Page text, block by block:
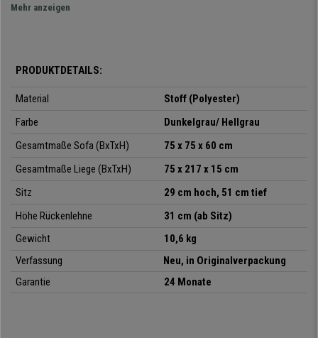
Mit wenigen Handgriffen lässt sich dieser Sessel in ein
Positionen verstellen
, um maximale Entspannung zu gewährleisten.
in vielen verschiedenen Farben
erhältlich, sicher
ist auch die richtige für Sie dabei! Verzichten Sie nicht auf
, bei buerostuhlpro bieten wir dieses Produkt zu einem
attraktiven Preisan!
• Bezogen mit weichem Stoff
Umwandelbar in ein praktisches Bett
• Verstellbare Rückenlehne in verschiedenen Stufen
• Kerngestell aus robustem Metall
Mehr anzeigen
PRODUKTDETAILS:
Material
Stoff (Polyester)
Farbe
Dunkelgrau/ Hellgrau
Gesamtmaße Sofa (BxTxH)
75 x 75 x 60 cm
Gesamtmaße Liege (BxTxH)
75 x 217 x 15 cm
Sitz
29 cm hoch, 51 cm tief
Höhe Rückenlehne
31 cm (ab Sitz)
Gewicht
10,6 kg
Verfassung
Neu, in Originalverpackung
Garantie
24 Monate